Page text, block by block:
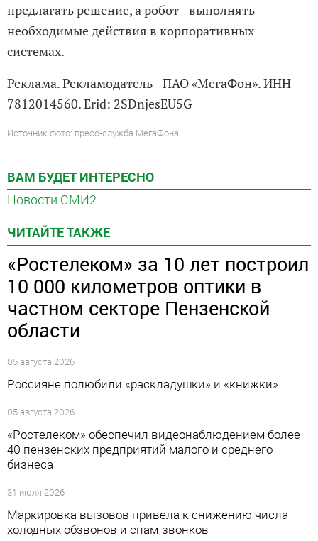
предлагать решение, а робот - выполнять
необходимые действия в корпоративных
системах.
Реклама. Рекламодатель - ПАО «МегаФон». ИНН
7812014560. Erid: 2SDnjesEU5G
Источник фото: пресс-служба МегаФона
ВАМ БУДЕТ ИНТЕРЕСНО
Новости СМИ2
ЧИТАЙТЕ ТАКЖЕ
«Ростелеком» за 10 лет построил
10 000 километров оптики в
частном секторе Пензенской
области
05 августа 2026
Россияне полюбили «раскладушки» и «книжки»
05 августа 2026
«Ростелеком» обеспечил видеонаблюдением более
40 пензенских предприятий малого и среднего
бизнеса
31 июля 2026
Маркировка вызовов привела к снижению числа
холодных обзвонов и спам-звонков